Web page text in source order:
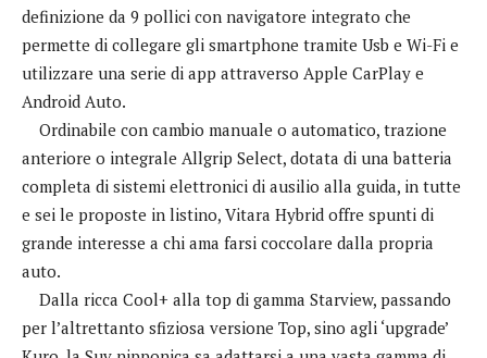
definizione da 9 pollici con navigatore integrato che
permette di collegare gli smartphone tramite Usb e Wi-Fi e
utilizzare una serie di app attraverso Apple CarPlay e
Android Auto.
Ordinabile con cambio manuale o automatico, trazione
anteriore o integrale Allgrip Select, dotata di una batteria
completa di sistemi elettronici di ausilio alla guida, in tutte
e sei le proposte in listino, Vitara Hybrid offre spunti di
grande interesse a chi ama farsi coccolare dalla propria
auto.
Dalla ricca Cool+ alla top di gamma Starview, passando
per l’altrettanto sfiziosa versione Top, sino agli ‘upgrade’